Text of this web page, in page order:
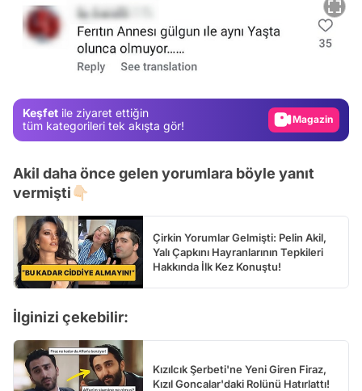
Keşfet ile ziyaret ettiğin
tüm kategorileri tek akışta gör!
Video
Test
Magazin
Video
Akil daha önce gelen yorumlara böyle yanıt
vermişti👇🏻
Çirkin Yorumlar Gelmişti: Pelin Akil,
Yalı Çapkını Hayranlarının Tepkileri
Hakkında İlk Kez Konuştu!
İlginizi çekebilir:
Kızılcık Şerbeti'ne Yeni Giren Firaz,
Kızıl Goncalar'daki Rolünü Hatırlattı!